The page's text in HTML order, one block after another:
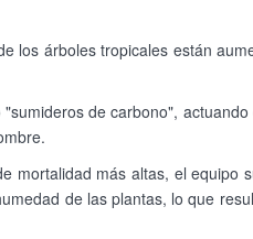
los árboles tropicales están
de carbono",
más altas, el equipo
de las plantas, lo que